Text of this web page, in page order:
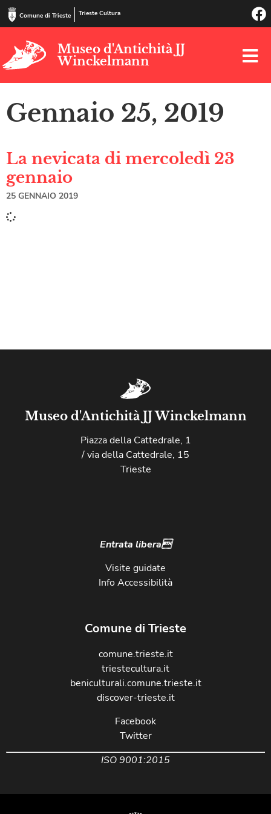
Comune di Trieste Trieste Cultura
Museo d'Antichità JJ
Winckelmann
Gennaio 25, 2019
La nevicata di mercoledì 23
gennaio
25 GENNAIO 2019
Museo d'Antichità JJ Winckelmann
Piazza della Cattedrale, 1
/ via della Cattedrale, 15
Trieste
Entrata libera
Visite guidate
Info Accessibilità
Comune di Trieste
comune.trieste.it
triestecultura.it
beniculturali.comune.trieste.it
discover-trieste.it
Facebook
Twitter
ISO 9001:2015